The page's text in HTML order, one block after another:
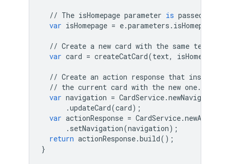
// The isHomepage parameter is passed
var isHomepage = e.parameters . isHomepage
// Create a new card with the same text
var card = createCatCard(text, isHomepage
// Create an action response that instructs
// the current card with the new one.
var navigation = CardService.newNavigation
.updateCard(card);
var actionResponse = CardService.
. setNavigation(navigation);
return actionResponse.build();
}